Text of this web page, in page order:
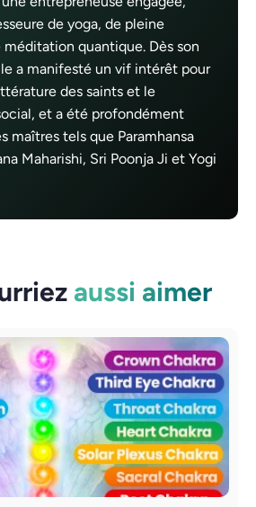
de yoga, de pleine
quantique. Dès son
a manifesté un vif intérêt pour
des saints et le
et a été profondément
maîtres tels que Paramhansa
Maharishi, Sri Poonja Ji et Yogi
aussi aimer